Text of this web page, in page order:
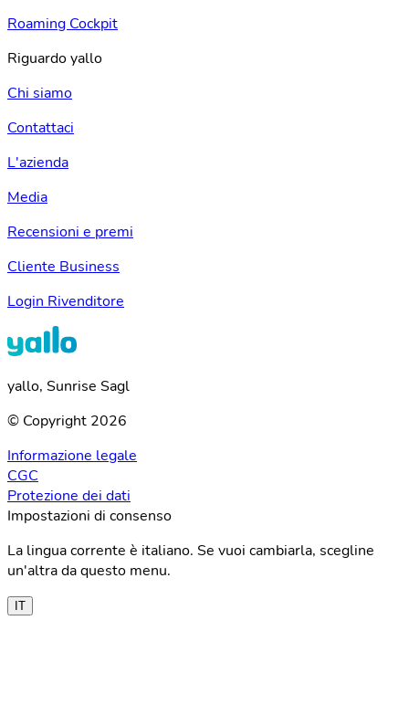
Roaming Cockpit
Riguardo yallo
Chi siamo
Contattaci
L'azienda
Media
Recensioni e premi
Cliente Business
Login Rivenditore
yallo, Sunrise Sagl
© Copyright 2026
Informazione legale
CGC
Protezione dei dati
Impostazioni di consenso
La lingua corrente è italiano. Se vuoi cambiarla, scegline
un'altra da questo menu.
IT